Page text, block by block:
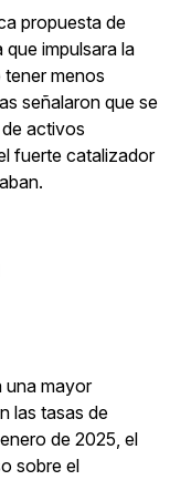
propuesta de
que impulsara la
menos
señalaron que se
activos
fuerte catalizador
una mayor
las tasas de
de 2025, el
sobre el